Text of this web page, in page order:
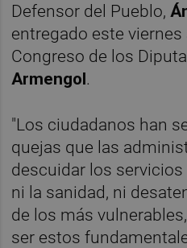
Defensor del Pueblo,
entregado este viernes
Congreso de los
Armengol.
"Los ciudadanos han
quejas que las
descuidar los
ni la sanidad, ni
de los más
ser estos